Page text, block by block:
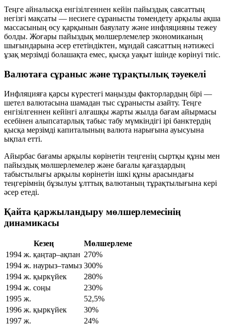
Теңге айналысқа енгізілгеннен кейін пайыздық саясаттың
негізгі мақсаты — несиеге сұранысты төмендету арқылы ақша
массасының өсу қарқынын баяулату және инфляцияны тежеу
болды. Жоғары пайыздық мөлшерлемелер экономиканың
шығындарына әсер ететіндіктен, мұндай саясаттың нәтижесі
ұзақ мерзімді болашақта емес, қысқа уақыт ішінде көрінуі тиіс.
Валютаға сұраныс және тұрақтылық тәуекелі
Инфляцияға қарсы күрестегі маңызды факторлардың бірі —
шетел валютасына шамадан тыс сұранысты азайту. Теңге
енгізілгеннен кейінгі алғашқы жарты жылда бағам айырмасы
есебінен алыпсатарлық табыс табу мүмкіндігі ірі банктердің
қысқа мерзімді капиталының валюта нарығына ауысуына
ықпал етті.
Айырбас бағамы арқылы көрінетін теңгенің сыртқы құны мен
пайыздық мөлшерлемелер және бағалы қағаздардың
табыстылығы арқылы көрінетін ішкі құны арасындағы
теңгерімнің бұзылуы ұлттық валютаның тұрақтылығына кері
әсер етеді.
Қайта қаржыландыру мөлшерлемесінің
динамикасы
Кезең
Мөлшерлеме
1994 ж. қаңтар–ақпан 270%
1994 ж. наурыз–тамыз 300%
1994 ж. қыркүйек
280%
1994 ж. соңы
230%
1995 ж.
52,5%
1996 ж. қыркүйек
30%
1997 ж.
24%